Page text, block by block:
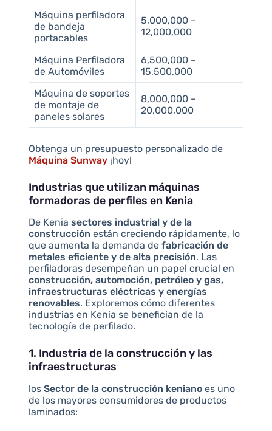
Máquina perfiladora
de bandeja
portacables
5,000,000 –
12,000,000
Máquina Perfiladora
de Automóviles
6,500,000 –
15,500,000
Máquina de soportes
de montaje de
paneles solares
8,000,000 –
20,000,000
Obtenga un presupuesto personalizado de
Máquina Sunway¡hoy!
Industrias que utilizan máquinas
formadoras de perfiles en Kenia
De Kenia sectores industrial y de la
construcción están creciendo rápidamente, lo
que aumenta la demanda de fabricación de
metales eficiente y de alta precisión. Las
perfiladoras desempeñan un papel crucial en
construcción, automoción, petróleo y gas,
infraestructuras eléctricas y energías
renovables. Exploremos cómo diferentes
industrias en Kenia se benefician de la
tecnología de perfilado.
1. Industria de la construcción y las
infraestructuras
los Sector de la construcción kenianoes uno
de los mayores consumidores de productos
laminados: